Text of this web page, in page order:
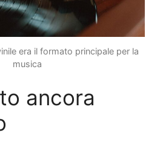
era il formato principale per la
musica
ancora